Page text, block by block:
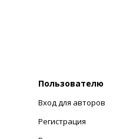
Пользователю
Вход для авторов
Регистрация